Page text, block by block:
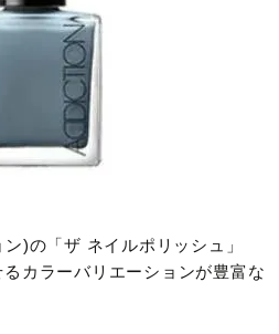
)の「ザ ネイルポリッシュ」
カラーバリエーションが豊富な